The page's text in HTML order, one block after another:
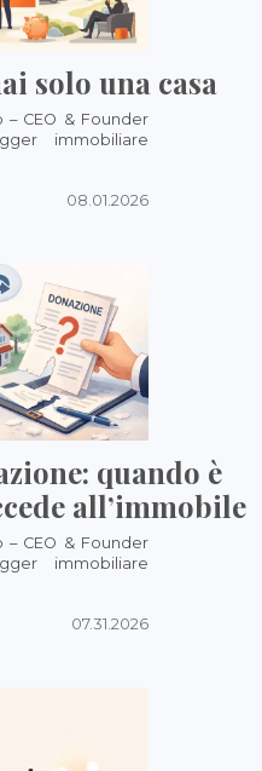
solo una casa
– CEO & Founder
immobiliare
08.01.2026
quando è
all’immobile
– CEO & Founder
immobiliare
07.31.2026